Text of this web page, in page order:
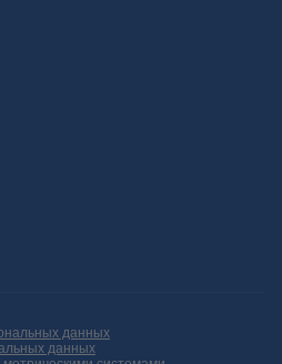
данных
данных